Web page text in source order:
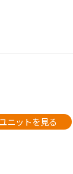
ユニットを見る